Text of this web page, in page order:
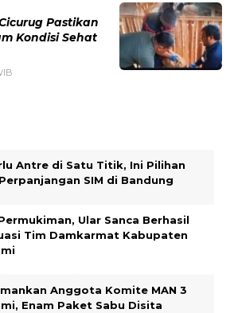
Pastikan
Kondisi Sehat
Antre di Satu Titik, Ini Pilihan
SIM di Bandung
Ular Sanca Berhasil
Tim Damkarmat Kabupaten
Anggota Komite MAN 3
Enam Paket Sabu Disita